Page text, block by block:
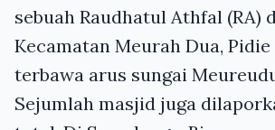
sebuah Raudhatul Athfal (RA)
Kecamatan Meurah Dua, Pidie
terbawa arus sungai
Sejumlah masjid juga